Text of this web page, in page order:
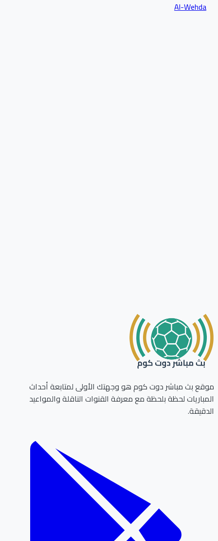
Al-Wehda
بث مباشر دوت كوم هو وجهتك الأولى لمتابعة أحداث
لحظة بلحظة مع معرفة القنوات الناقلة والمواعيد